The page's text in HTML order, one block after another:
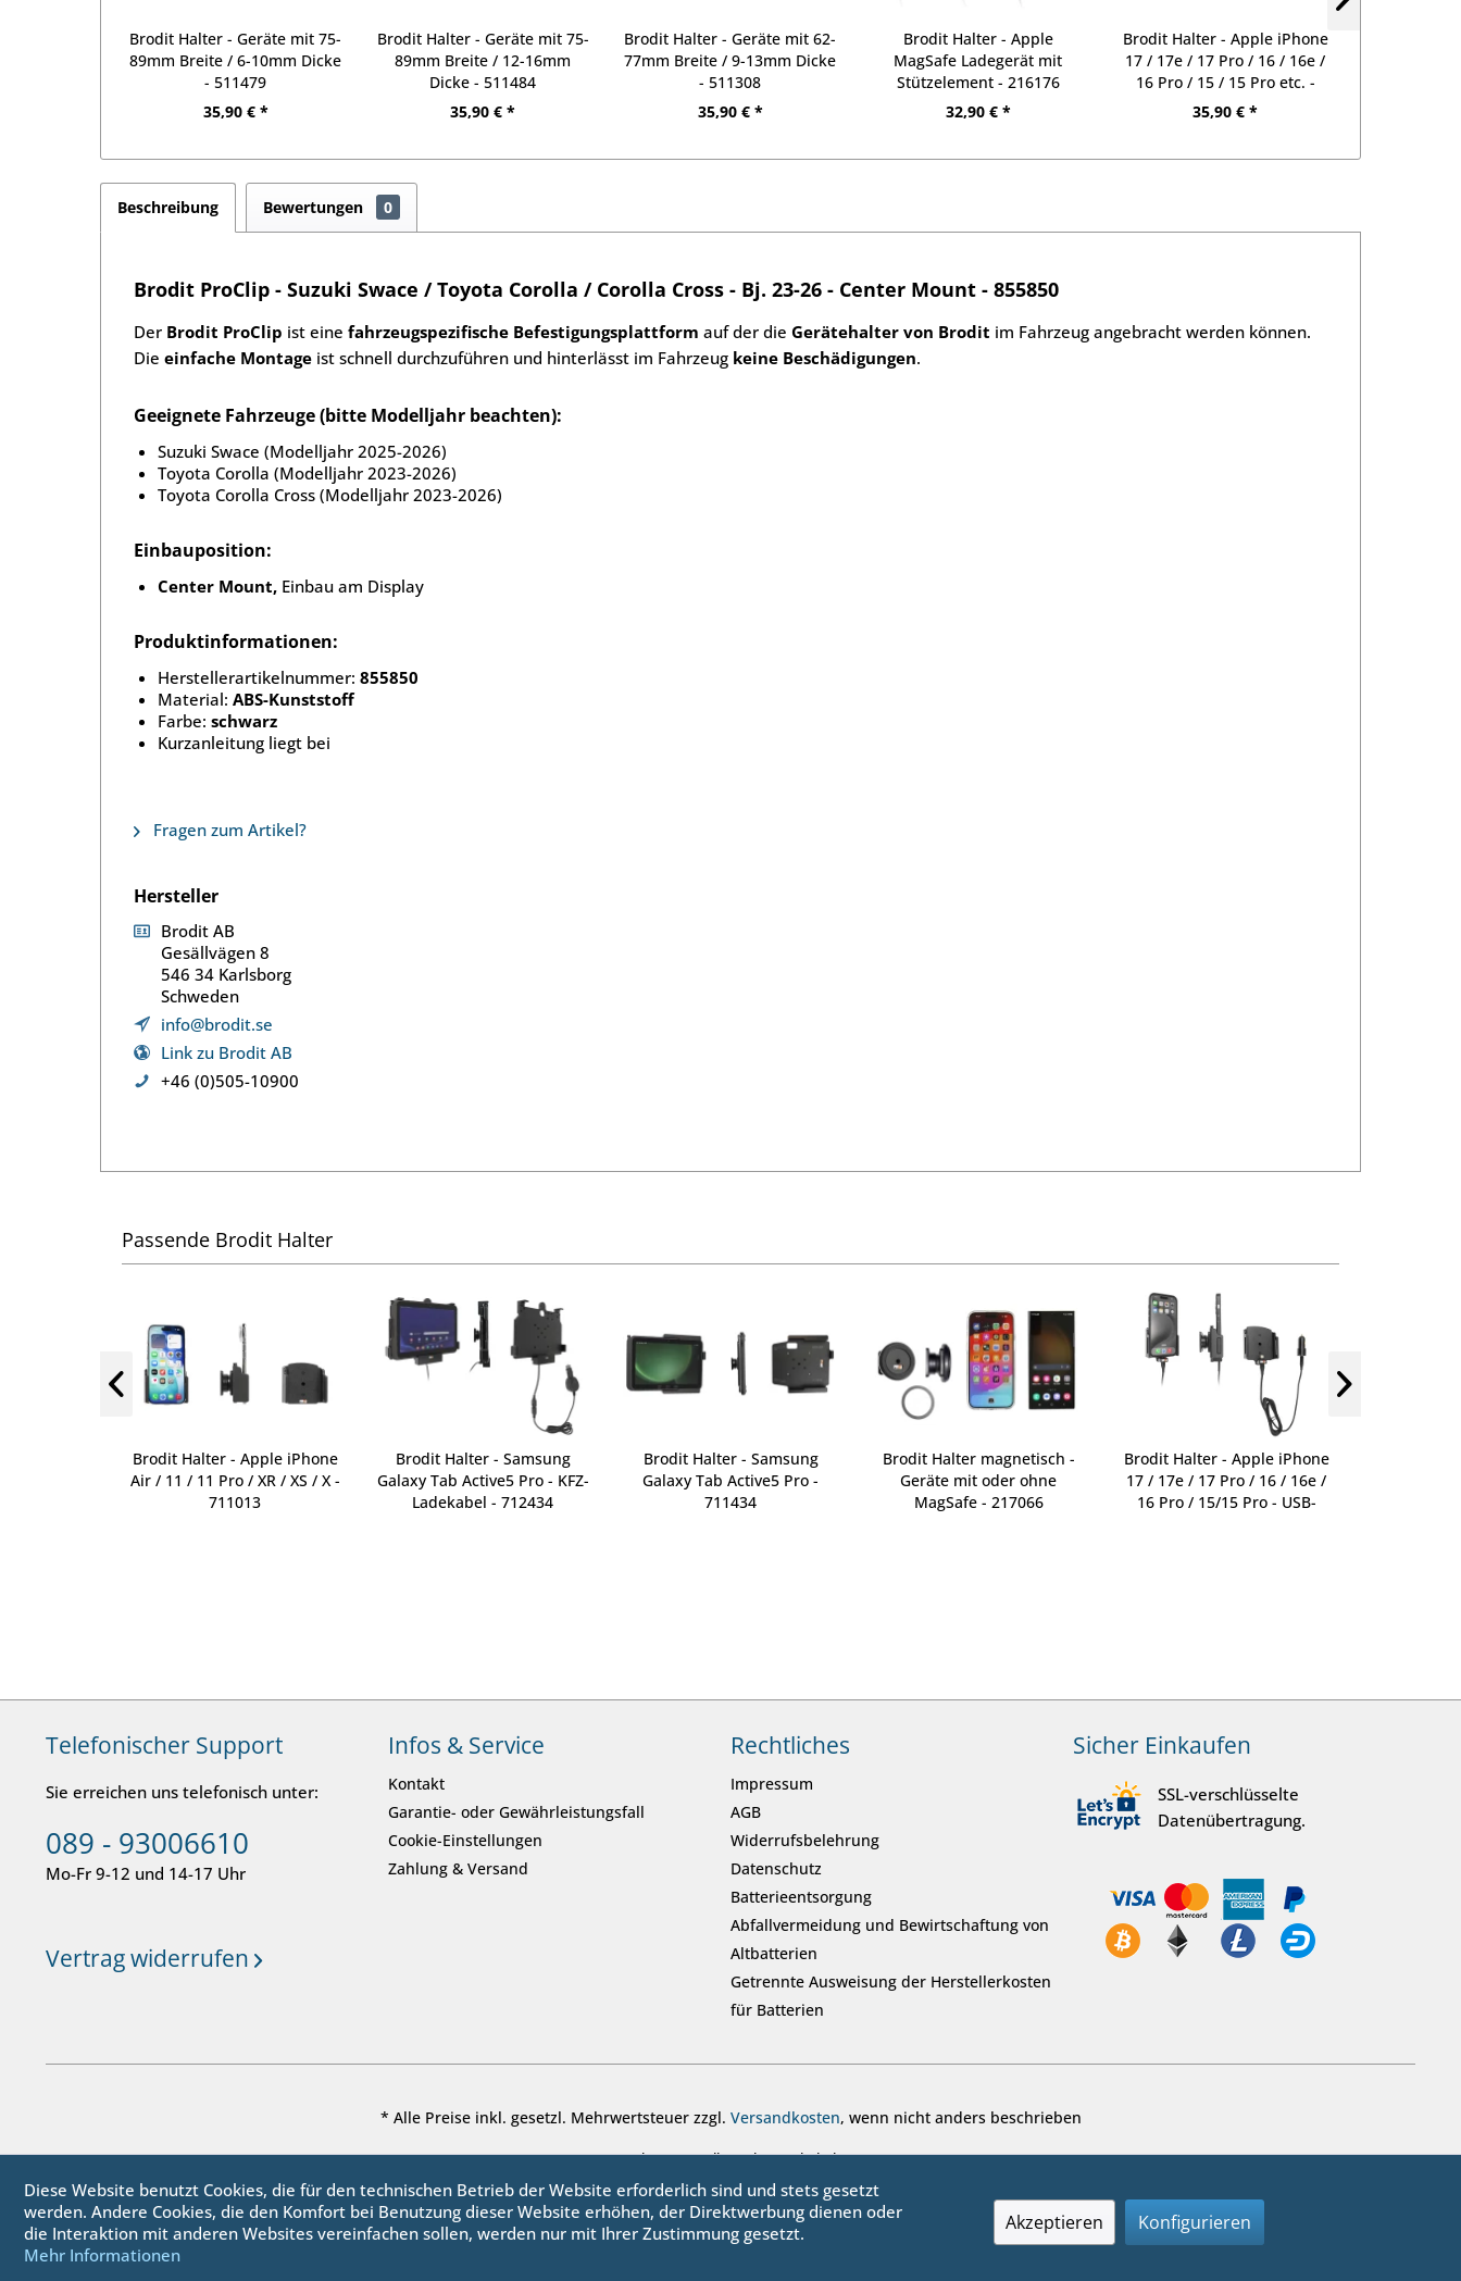
Brodit Halter - Geräte mit 75-
89mm Breite / 6-10mm Dicke
- 511479
35,90 € *
Brodit Halter - Geräte mit 75-
89mm Breite / 12-16mm
Dicke - 511484
35,90 € *
Brodit Halter - Geräte mit 62-
77mm Breite / 9-13mm Dicke
- 511308
35,90 € *
Brodit Halter - Apple
MagSafe Ladegerät mit
Stützelement - 216176
32,90 € *
Brodit Halter - Apple iPhone
17 / 17e / 17 Pro / 16 / 16e /
16 Pro / 15 / 15 Pro etc. -
711239
35,90 € *
Beschreibung Bewertungen 0
Brodit ProClip - Suzuki Swace / Toyota Corolla / Corolla Cross - Bj. 23-26 - Center Mount - 855850
Der Brodit ProClip ist eine fahrzeugspezifische Befestigungsplattform auf der die Gerätehalter von Brodit im Fahrzeug angebracht werden können.
Die einfache Montage ist schnell durchzuführen und hinterlässt im Fahrzeug keine Beschädigungen.
Geeignete Fahrzeuge (bitte Modelljahr beachten):
Suzuki Swace (Modelljahr 2025-2026)
Toyota Corolla (Modelljahr 2023-2026)
Toyota Corolla Cross (Modelljahr 2023-2026)
Einbauposition:
Center Mount, Einbau am Display
Produktinformationen:
Herstellerartikelnummer: 855850
Material: ABS-Kunststoff
Farbe: schwarz
Kurzanleitung liegt bei
Fragen zum Artikel?
Hersteller
Brodit AB
Gesällvägen 8
546 34 Karlsborg
Schweden
info@brodit.se
Link zu Brodit AB
+46 (0)505-10900
Passende Brodit Halter
Brodit Halter - Apple iPhone
Air / 11 / 11 Pro / XR / XS / X -
711013
Brodit Halter - Samsung
Galaxy Tab Active5 Pro - KFZ-
Ladekabel - 712434
Brodit Halter - Samsung
Galaxy Tab Active5 Pro -
711434
Brodit Halter magnetisch -
Geräte mit oder ohne
MagSafe - 217066
Brodit Halter - Apple iPhone
17 / 17e / 17 Pro / 16 / 16e /
16 Pro / 15/15 Pro - USB-
Telefonischer Support
Sie erreichen uns telefonisch unter:
089 - 93006610
Mo-Fr 9-12 und 14-17 Uhr
Vertrag widerrufen
Infos & Service
Kontakt
Garantie- oder Gewährleistungsfall
Cookie-Einstellungen
Zahlung & Versand
Rechtliches
Impressum
AGB
Widerrufsbelehrung
Datenschutz
Batterieentsorgung
Abfallvermeidung und Bewirtschaftung von
Altbatterien
Getrennte Ausweisung der Herstellerkosten
für Batterien
Sicher Einkaufen
SSL-verschlüsselte
Datenübertragung.
* Alle Preise inkl. gesetzl. Mehrwertsteuer zzgl. Versandkosten, wenn nicht anders beschrieben
© sanbo OHG - Alle Rechte vorbehalten
Diese Website benutzt Cookies, die für den technischen Betrieb der Website erforderlich sind und stets gesetzt
werden. Andere Cookies, die den Komfort bei Benutzung dieser Website erhöhen, der Direktwerbung dienen oder
die Interaktion mit anderen Websites vereinfachen sollen, werden nur mit Ihrer Zustimmung gesetzt.
Mehr Informationen
Akzeptieren Konfigurieren